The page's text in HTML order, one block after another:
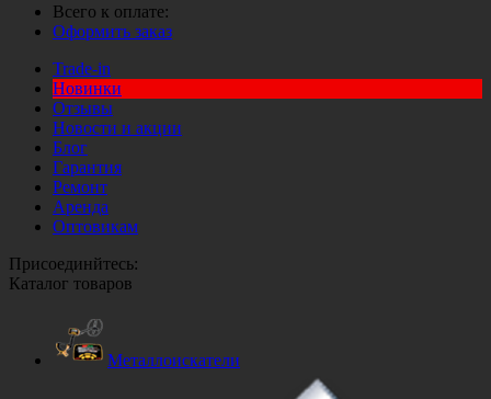
Всего к оплате:
Оформить заказ
Trade-in
Новинки
Отзывы
Новости и акции
Блог
Гарантия
Ремонт
Аренда
Оптовикам
Присоединйтесь:
Каталог товаров
Металлоискатели